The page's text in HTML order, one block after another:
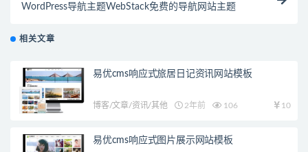
WordPress导航主题WebStack免费的导航网站主题
相关文章
易优cms响应式旅居日记资讯网站模板
博客/文章/资讯/其他 2年前 106 10
易优cms响应式图片展示网站模板